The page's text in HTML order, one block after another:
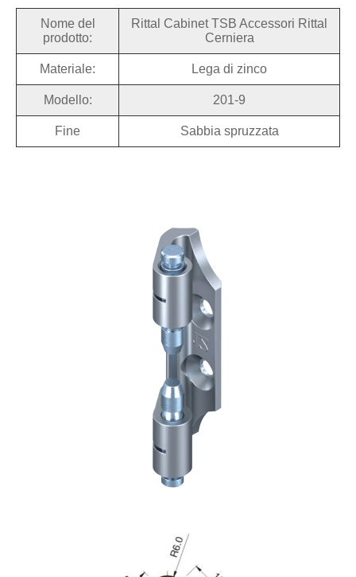
Nome del
prodotto:
Rittal Cabinet TSB Accessori Rittal
Cerniera
Materiale: Lega di zinco
Modello: 201-9
Fine Sabbia spruzzata